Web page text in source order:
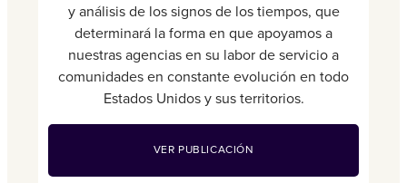
y análisis de los signos de los tiempos, que
determinará la forma en que apoyamos a
nuestras agencias en su labor de servicio a
comunidades en constante evolución en todo
Estados Unidos y sus territorios.
VER PUBLICACIÓN